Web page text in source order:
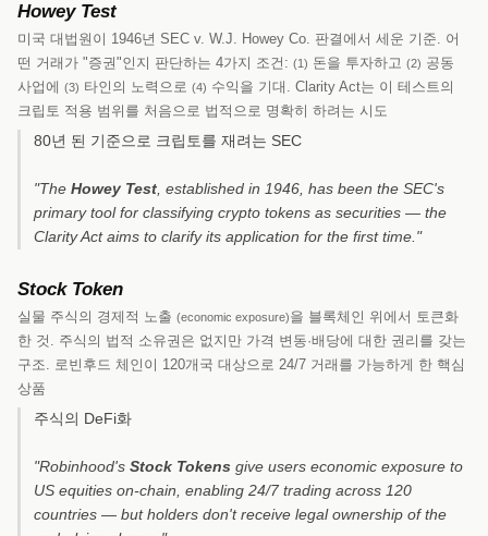
Howey Test
미국 대법원이 1946년 SEC v. W.J. Howey Co. 판결에서 세운 기준. 어
떤 거래가 "증권"인지 판단하는 4가지 조건: (1) 돈을 투자하고 (2) 공동
사업에 (3) 타인의 노력으로 (4) 수익을 기대. Clarity Act는 이 테스트의
크립토 적용 범위를 처음으로 법적으로 명확히 하려는 시도
80년 된 기준으로 크립토를 재려는 SEC
"The Howey Test, established in 1946, has been the SEC's
primary tool for classifying crypto tokens as securities — the
Clarity Act aims to clarify its application for the first time."
Stock Token
실물 주식의 경제적 노출 (economic exposure)을 블록체인 위에서 토큰화
한 것. 주식의 법적 소유권은 없지만 가격 변동·배당에 대한 권리를 갖는
구조. 로빈후드 체인이 120개국 대상으로 24/7 거래를 가능하게 한 핵심
상품
주식의 DeFi화
"Robinhood's Stock Tokens give users economic exposure to
US equities on-chain, enabling 24/7 trading across 120
countries — but holders don't receive legal ownership of the